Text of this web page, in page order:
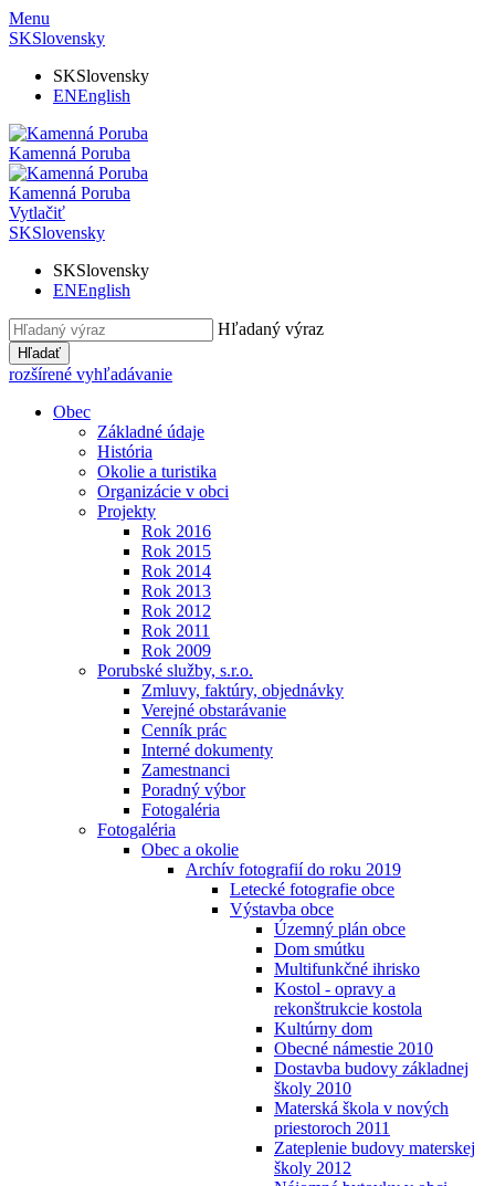
Menu
SKSlovensky
SKSlovensky
ENEnglish
Kamenná Poruba
Kamenná Poruba
Vytlačiť
SKSlovensky
SKSlovensky
ENEnglish
Hľadaný výraz
Hľadať
rozšírené vyhľadávanie
Obec
Základné údaje
História
Okolie a turistika
Organizácie v obci
Projekty
Rok 2016
Rok 2015
Rok 2014
Rok 2013
Rok 2012
Rok 2011
Rok 2009
Porubské služby, s.r.o.
Zmluvy, faktúry, objednávky
Verejné obstarávanie
Cenník prác
Interné dokumenty
Zamestnanci
Poradný výbor
Fotogaléria
Fotogaléria
Obec a okolie
Archív fotografií do roku 2019
Letecké fotografie obce
Výstavba obce
Územný plán obce
Dom smútku
Multifunkčné ihrisko
Kostol - opravy a
rekonštrukcie kostola
Kultúrny dom
Obecné námestie 2010
Dostavba budovy základnej
školy 2010
Materská škola v nových
priestoroch 2011
Zateplenie budovy materskej
školy 2012